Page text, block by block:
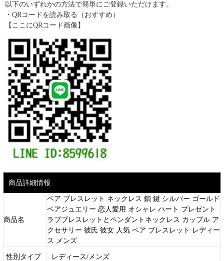
以下のいずれかの方法で簡単にご登録いただけます。
・QRコードを読み取る（おすすめ）
【ここにQRコード画像】
商品詳細情報
商品名
ペア ブレスレット ネックレス 鎖 鍵 シルバー ゴールド
ペアジュエリー 恋人愛用 オシャレ ハート プレゼント
ラブブレスレットとペンダントネックレス カップル ア
クセサリー 彼氏 彼女 人気 ペア ブレスレット レディー
ス メンズ
性別タイプ レディース/メンズ